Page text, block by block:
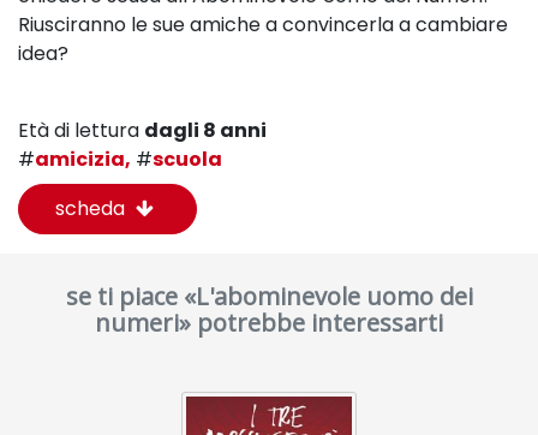
Riusciranno le sue amiche a convincerla a cambiare
idea?
Età di lettura dagli 8 anni
#amicizia, #scuola
scheda
se ti piace «L'abominevole uomo dei
numeri» potrebbe interessarti